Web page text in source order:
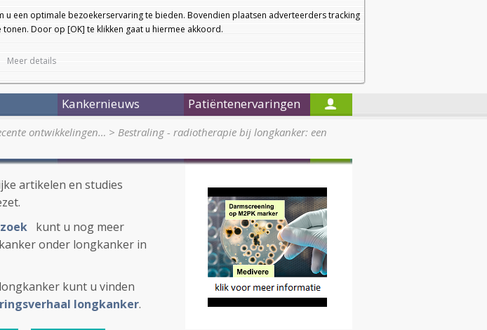
een optimale bezoekerservaring te bieden. Bovendien plaatsen adverteerders tracking
Door op [OK] te klikken gaat u hiermee akkoord.
Meer details
a
a
Nieuwsbrief
Startpagina
Kankernieuws Patiëntenervaringen
ontwikkelingen… > Bestraling - radiotherapie bij longkanker: een
artikelen en studies
kunt u nog meer
onder longkanker in
kunt u vinden
longkanker.